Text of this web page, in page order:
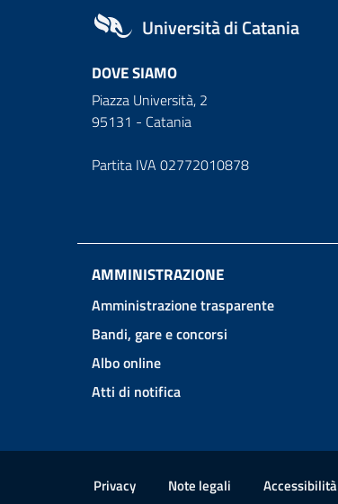
Università di Catania
DOVE SIAMO
Piazza Università, 2
95131 - Catania
Partita IVA 02772010878
AMMINISTRAZIONE
Amministrazione trasparente
Bandi, gare e concorsi
Albo online
Atti di notifica
Privacy Note legali Accessibilità